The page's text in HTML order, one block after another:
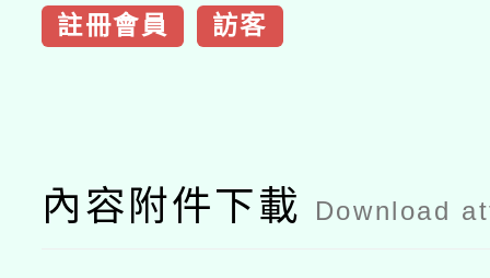
註冊會員 訪客
內容附件下載 Download